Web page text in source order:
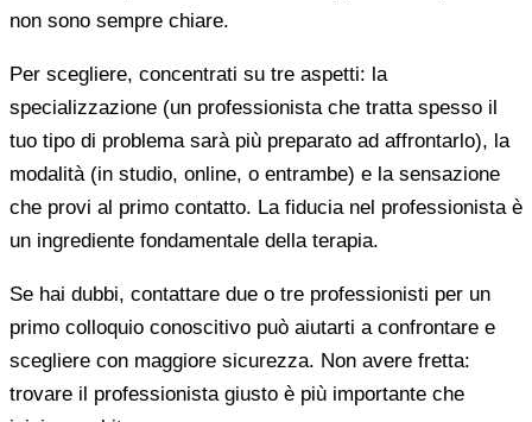
non sono sempre chiare.
Per scegliere, concentrati su tre aspetti: la
specializzazione (un professionista che tratta spesso il
tuo tipo di problema sarà più preparato ad affrontarlo), la
modalità (in studio, online, o entrambe) e la sensazione
che provi al primo contatto. La fiducia nel professionista è
un ingrediente fondamentale della terapia.
Se hai dubbi, contattare due o tre professionisti per un
primo colloquio conoscitivo può aiutarti a confrontare e
scegliere con maggiore sicurezza. Non avere fretta:
trovare il professionista giusto è più importante che